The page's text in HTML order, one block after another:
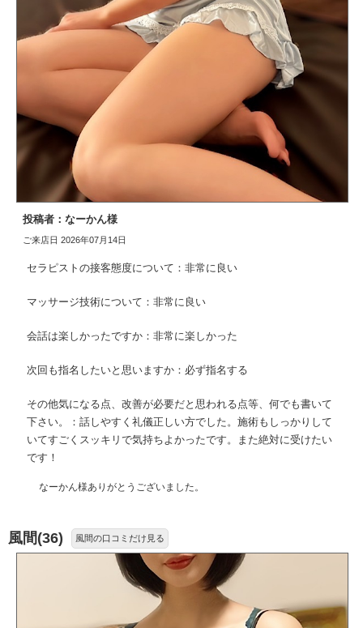
投稿者：なーかん様
ご来店日 2026年07月14日
セラピストの接客態度について：非常に良い
マッサージ技術について：非常に良い
会話は楽しかったですか：非常に楽しかった
次回も指名したいと思いますか：必ず指名する
その他気になる点、改善が必要だと思われる点等、何でも書いて
下さい。：話しやすく礼儀正しい方でした。施術もしっかりして
いてすごくスッキリで気持ちよかったです。また絶対に受けたい
です！
なーかん様ありがとうございました。
風間(36) 風間の口コミだけ見る